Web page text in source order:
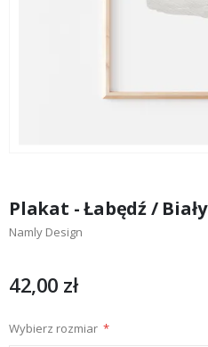
początek
galerii
Plakat - Łabędź / Biały
Namly Design
42,00 zł
Wybierz rozmiar